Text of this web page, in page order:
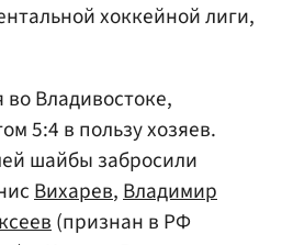
хоккейной лиги,
Владивостоке,
5:4 в пользу хозяев.
шайбы забросили
Вихарев,Владимир
(признан в РФ